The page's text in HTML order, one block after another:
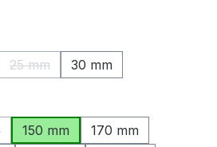
25 mm
(Diese Option ist zurzeit nicht
30 mm
nicht verfügbar.)
Option ist zurzeit nicht verfügbar.)
150 mm
170 mm